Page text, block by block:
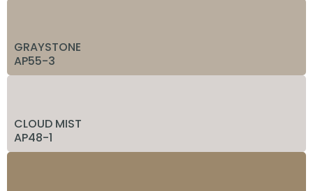
GRAYSTONE
AP55-3
CLOUD MIST
AP48-1